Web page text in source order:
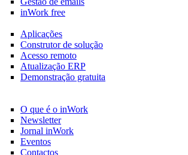
inWork free
Aplicações
Construtor de solução
Acesso remoto
Atualização ERP
Demonstração gratuita
O que é o inWork
Newsletter
Jornal inWork
Eventos
Contactos